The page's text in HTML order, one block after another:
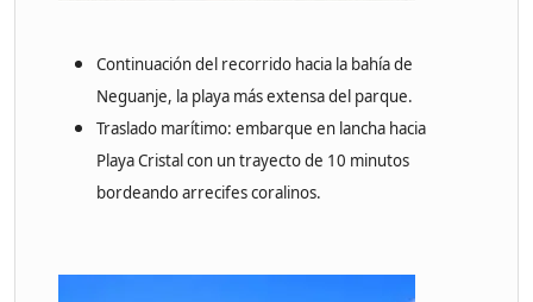
Continuación del recorrido hacia la bahía de
Neguanje, la playa más extensa del parque.
Traslado marítimo: embarque en lancha hacia
Playa Cristal con un trayecto de 10 minutos
bordeando arrecifes coralinos.